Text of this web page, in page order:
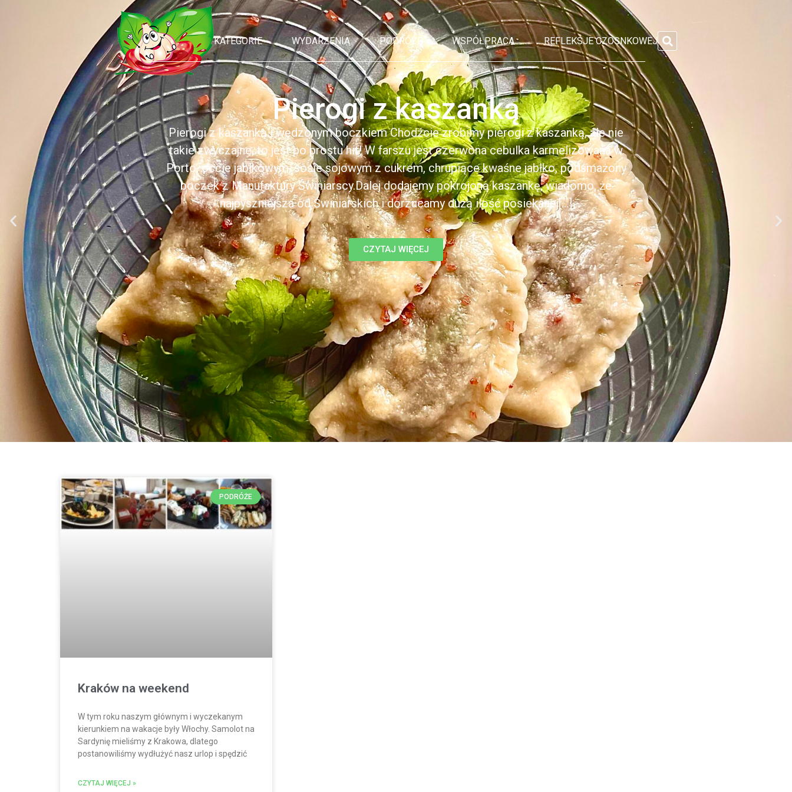
KATEGORIE WYDARZENIA PODRÓŻE WSPÓŁPRACA REFLEKSJE CZOSNKOWEJ
Pierogi z kaszanką
Pierogi z kaszanką i wędzonym boczkiem Chodźcie zrobimy pierogi z kaszanką, ale nie
takie zwyczajne, to jest po prostu hit! W farszu jest czerwona cebulka karmelizowana w
Porto, occie jabłkowym, sosie sojowym z cukrem, chrupiące kwaśne jabłko, podsmażony
boczek z Manufaktury Świniarscy.Dalej dodajemy pokrojoną kaszankę, wiadomo, że
najpyszniejsza od Świniarskich i dorzucamy dużą ilość posiekanej[...]
CZYTAJ WIĘCEJ
PODRÓŻE
Kraków na weekend
W tym roku naszym głównym i wyczekanym
kierunkiem na wakacje były Włochy. Samolot na
Sardynię mieliśmy z Krakowa, dlatego
postanowiliśmy wydłużyć nasz urlop i spędzić
CZYTAJ WIĘCEJ »